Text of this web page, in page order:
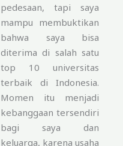
pedesaan, tapi saya
mampu membuktikan
bahwa saya bisa
diterima di salah satu
top 10 universitas
terbaik di Indonesia.
Momen itu menjadi
kebanggaan tersendiri
bagi saya dan
keluarga, karena usaha